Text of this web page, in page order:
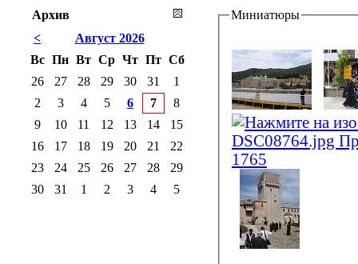
Миниатюры
Архив
<
Август 2026
Вс Пн Вт Ср Чт Пт Сб
26
27 28 29 30 31
1
2
3 4 5 6 7
8
9
10 11 12 13 14
15
16
17 18 19 20 21
22
23
24 25 26 27 28
29
30
31 1 2 3 4 5